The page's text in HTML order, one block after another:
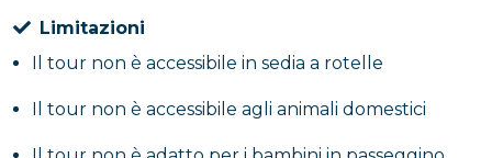
Limitazioni
Il tour non è accessibile in sedia a rotelle
Il tour non è accessibile agli animali domestici